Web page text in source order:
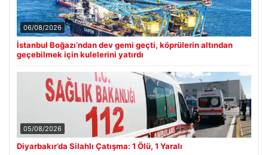
06/08/2026
İstanbul Boğazı’ndan dev gemi geçti, köprülerin altından
geçebilmek için kulelerini yatırdı
05/08/2026
Diyarbakır’da Silahlı Çatışma: 1 Ölü, 1 Yaralı